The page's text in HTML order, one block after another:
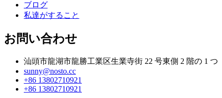
ブログ
私達がすること
お問い合わせ
汕頭市龍湖市龍勝工業区生業寺街 22 号東側 2 階の 1 つ
sunny@nosto.cc
+86 13802710921
+86 13802710921